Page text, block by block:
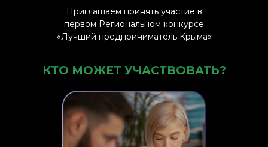
Приглашаем принять участие в
первом Региональном конкурсе
«Лучший предприниматель Крыма»
КТО МОЖЕТ УЧАСТВОВАТЬ?